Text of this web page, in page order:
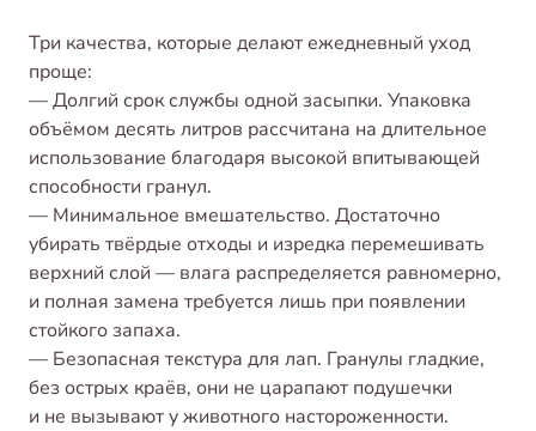
Три качества, которые делают ежедневный уход
проще:
— Долгий срок службы одной засыпки. Упаковка
объёмом десять литров рассчитана на длительное
использование благодаря высокой впитывающей
способности гранул.
— Минимальное вмешательство. Достаточно
убирать твёрдые отходы и изредка перемешивать
верхний слой — влага распределяется равномерно,
и полная замена требуется лишь при появлении
стойкого запаха.
— Безопасная текстура для лап. Гранулы гладкие,
без острых краёв, они не царапают подушечки
и не вызывают у животного настороженности.